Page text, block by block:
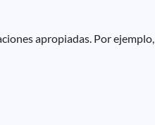
apropiadas. Por ejemplo,